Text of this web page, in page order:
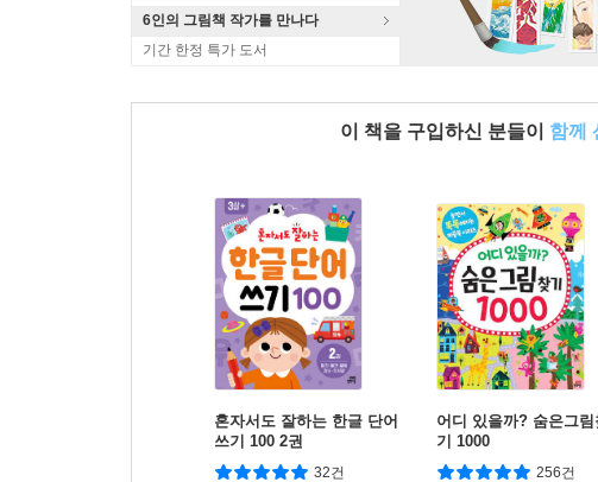
6인의 그림책 작가를 만나다
기간 한정 특가 도서
이 책을 구입하신 분들이 함께
혼자서도 잘하는 한글 단어
쓰기 100 2권
32건
어디 있을까? 숨은그림
기 1000
256건